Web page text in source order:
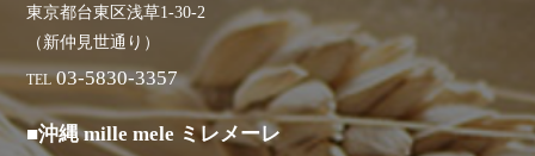
東京都台東区浅草1-30-2
（新仲見世通り）
TEL 03-5830-3357
■沖縄 mille mele ミレメーレ